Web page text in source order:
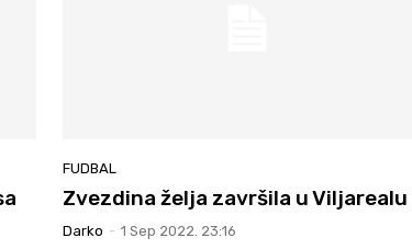
FUDBAL
Zvezdina želja završila u Viljarealu
Darko - 1 Sep 2022. 23:16